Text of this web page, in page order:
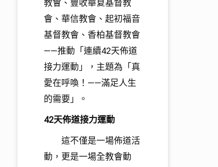
教會、 豐收華夏基督教
會、華信教會、起初福音
基督教會、香柏基督教會
——推動「連續42天佈道
接力運動」，主題為「真
愛在呼喚！——滿足人生
的需要」。
42天佈道接力運動
這不僅是一場佈道活
動，更是一場全教會動